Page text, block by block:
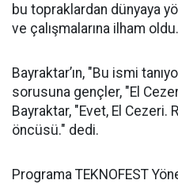
bu topraklardan dünyaya
ve çalışmalarına ilham
Bayraktar’ın, "Bu ismi
sorusuna gençler, "El
Bayraktar, "Evet, El Cezeri.
öncüsü." dedi.
Programa TEKNOFEST